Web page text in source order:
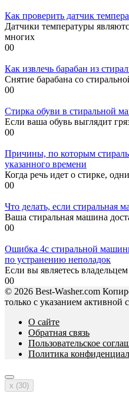
Как проверить датчик
Датчики температуры
многих
00
Как извлечь барабан из
Снятие барабана со
00
Стирка обуви в стиральной
Если ваша обувь выглядит
00
Причины, по которым
указанного времени
Когда речь идет о стирке,
00
Что делать, если стиральная
Ваша стиральная машина
00
Ошибка 4c стиральной
по устранению неполадок
Если вы являетесь
00
© 2026 Best-Washer.com
только с указанием активной
О сайте
Обратная связь
Пользовательское
Политика
x (30)